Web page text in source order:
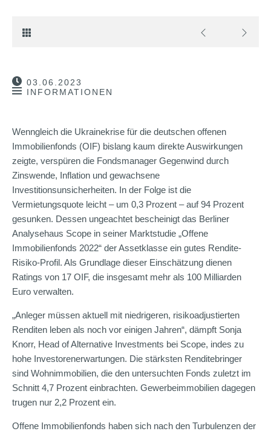
03.06.2023
INFORMATIONEN
Wenngleich die Ukrainekrise für die deutschen offenen
Immobilienfonds (OIF) bislang kaum direkte Auswirkungen
zeigte, verspüren die Fondsmanager Gegenwind durch
Zinswende, Inflation und gewachsene
Investitionsunsicherheiten. In der Folge ist die
Vermietungsquote leicht – um 0,3 Prozent – auf 94 Prozent
gesunken. Dessen ungeachtet bescheinigt das Berliner
Analysehaus Scope in seiner Marktstudie „Offene
Immobilienfonds 2022“ der Assetklasse ein gutes Rendite-
Risiko-Profil. Als Grundlage dieser Einschätzung dienen
Ratings von 17 OIF, die insgesamt mehr als 100 Milliarden
Euro verwalten.
„Anleger müssen aktuell mit niedrigeren, risikoadjustierten
Renditen leben als noch vor einigen Jahren“, dämpft Sonja
Knorr, Head of Alternative Investments bei Scope, indes zu
hohe Investorenerwartungen. Die stärksten Renditebringer
sind Wohnimmobilien, die den untersuchten Fonds zuletzt im
Schnitt 4,7 Prozent einbrachten. Gewerbeimmobilien dagegen
trugen nur 2,2 Prozent ein.
Offene Immobilienfonds haben sich nach den Turbulenzen der